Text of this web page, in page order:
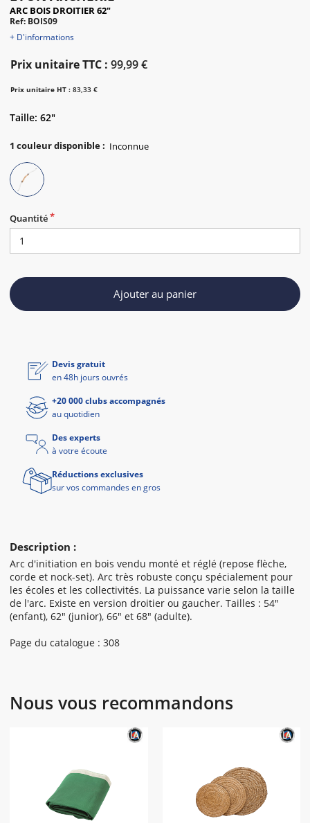
ARC BOIS DROITIER 62"
Ref: BOIS09
+ D'informations
Prix unitaire TTC : 99,99 €
Prix unitaire HT : 83,33 €
Taille: 62"
1 couleur disponible:
Quantité
Ajouter au panier
Description :
Arc d'initiation en bois vendu monté et réglé (repose flèche,
corde et nock-set). Arc très robuste conçu spécialement pour
les écoles et les collectivités. La puissance varie selon la taille
de l'arc. Existe en version droitier ou gaucher. Tailles : 54"
(enfant), 62" (junior), 66" et 68" (adulte).
Page du catalogue : 308
Devis gratuit
en 48h jours ouvrés
+20 000 clubs accompagnés
au quotidien
Des experts
à votre écoute
Réductions exclusives
sur vos commandes en gros
Nous vous recommandons